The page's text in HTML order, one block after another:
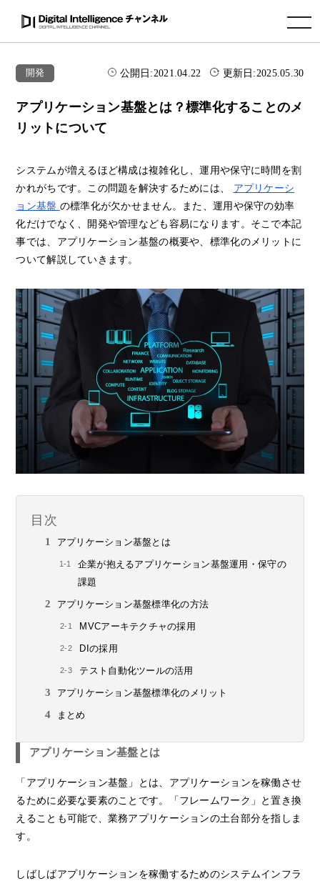
toggle navigation
開発 公開日:2021.04.22 更新日:2025.05.30
アプリケーション基盤とは？標準化することのメ
リットについて
システムが増えるほど構成は複雑化し、運用や保守に時間を割
かれがちです。この問題を解決するためには、 アプリケーシ
ョン基盤 の標準化が欠かせません。また、運用や保守の効率
化だけでなく、開発や管理なども容易になります。そこで本記
事では、アプリケーション基盤の概要や、標準化のメリットに
ついて解説していきます。
目次
アプリケーション基盤とは
企業が抱えるアプリケーション基盤運用・保守の
課題
アプリケーション基盤標準化の方法
MVCアーキテクチャの採用
DIの採用
テスト自動化ツールの活用
アプリケーション基盤標準化のメリット
まとめ
アプリケーション基盤とは
「アプリケーション基盤」とは、アプリケーションを稼働させ
るために必要な要素のことです。「フレームワーク」と置き換
えることも可能で、業務アプリケーションの土台部分を指しま
す。
しばしばアプリケーションを稼働するためのシステムインフラ